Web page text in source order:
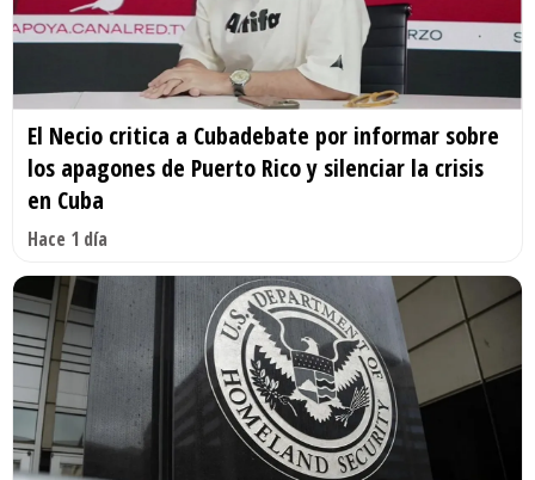
El Necio critica a Cubadebate por informar sobre
los apagones de Puerto Rico y silenciar la crisis
en Cuba
Hace 1 día